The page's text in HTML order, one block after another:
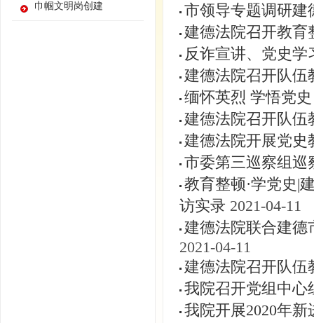
巾帼文明岗创建
市领导专题调研
建德法院召开教
反诈宣讲、党史
建德法院召开队
缅怀英烈 学悟党
建德法院召开队
建德法院开展党
市委第三巡察组
教育整顿·学党史|
访实录 2021-04-11
建德法院联合建德
2021-04-11
建德法院召开队
我院召开党组中
我院开展2020年